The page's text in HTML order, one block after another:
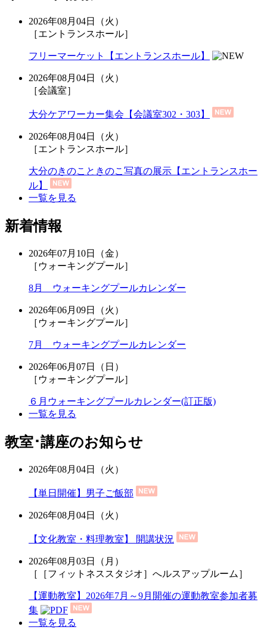
2026年08月04日（火）
［エントランスホール］
フリーマーケット【エントランスホール】
2026年08月04日（火）
［会議室］
大分ケアワーカー集会【会議室302・303】
2026年08月04日（火）
［エントランスホール］
大分のきのこときのこ写真の展示【エントランスホー
ル】
一覧を見る
新着情報
2026年07月10日（金）
［ウォーキングプール］
8月 ウォーキングプールカレンダー
2026年06月09日（火）
［ウォーキングプール］
7月 ウォーキングプールカレンダー
2026年06月07日（日）
［ウォーキングプール］
６月ウォーキングプールカレンダー(訂正版)
一覧を見る
教室･講座のお知らせ
2026年08月04日（火）
【単日開催】男子ご飯部
2026年08月04日（火）
【文化教室・料理教室】 開講状況
2026年08月03日（月）
［［フィットネススタジオ］へルスアップルーム］
【運動教室】2026年7月～9月開催の運動教室参加者募
集
一覧を見る